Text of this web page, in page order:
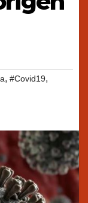
, #Covid19,